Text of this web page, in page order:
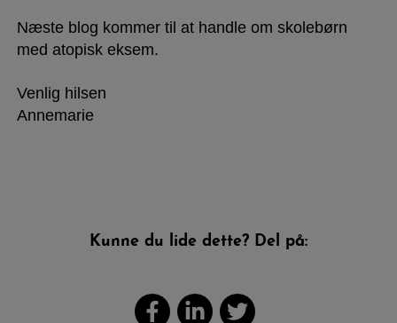
Næste blog kommer til at handle om skolebørn
med atopisk eksem.
Venlig hilsen
Annemarie
Kunne du lide dette? Del på: